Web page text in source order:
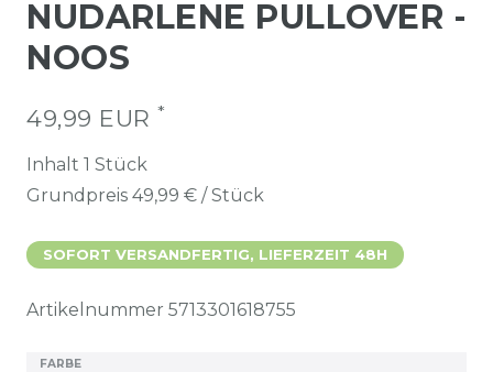
NUDARLENE PULLOVER -
NOOS
49,99 EUR *
Inhalt 1 Stück
Grundpreis 49,99 € / Stück
SOFORT VERSANDFERTIG, LIEFERZEIT 48H
Artikelnummer 5713301618755
FARBE